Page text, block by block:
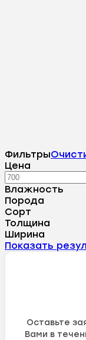
Фильтры
Цена
Влажность
Порода
Сорт
Толщина
Ширина
Показать
Оставьте
Вами в